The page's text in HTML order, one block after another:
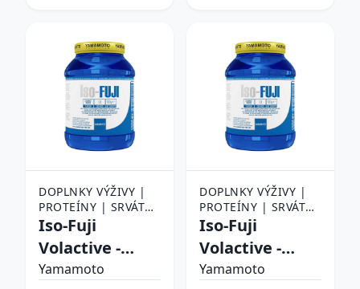
DOPLNKY VÝŽIVY |
PROTEÍNY | SRVÁTKA
(WHEY PROTEIN) |
SRVÁTKOVÝ IZOLÁT
(WPI)
Iso-Fuji
Volactive -
Yamamoto 700
Yamamoto
DOPLNKY VÝŽIVY |
PROTEÍNY | SRVÁTKA
(WHEY PROTEIN) |
SRVÁTKOVÝ IZOLÁT
(WPI)
Iso-Fuji
Volactive -
Yamamoto
Yamamoto